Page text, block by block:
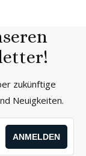
zukünftige
Neuigkeiten.